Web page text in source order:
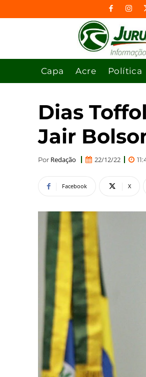
Capa Acre Política
Dias
Jair
Por Redação 22/12/22
Facebook X